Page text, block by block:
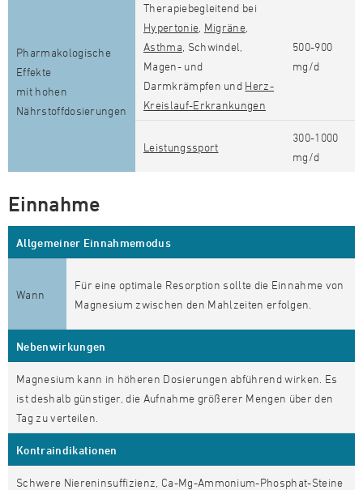
Pharmakologische
Effekte
mit hohen
Nährstoffdosierungen
Therapiebegleitend bei
Hypertonie Migräne
Asthma , Schwindel,
Magen- und
Darmkrämpfen und Herz-
Kreislauf-Erkrankungen
500-900
mg/d
Leistungssport
300-1000
mg/d
Einnahme
Allgemeiner Einnahmemodus
Wann
Für eine optimale Resorption sollte die Einnahme von
Magnesium zwischen den Mahlzeiten erfolgen.
Nebenwirkungen
Magnesium kann in höheren Dosierungen abführend wirken. Es
ist deshalb günstiger, die Aufnahme größerer Mengen über den
Tag zu verteilen.
Kontraindikationen
Schwere Niereninsuffizienz, Ca-Mg-Ammonium-Phosphat-Steine